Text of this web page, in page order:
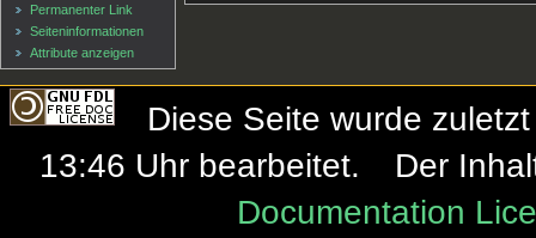
Permanenter Link
Seiten­informationen
Attribute anzeigen
Diese Seite wurde
13:46 Uhr bearbeitet.
Der
Documentation